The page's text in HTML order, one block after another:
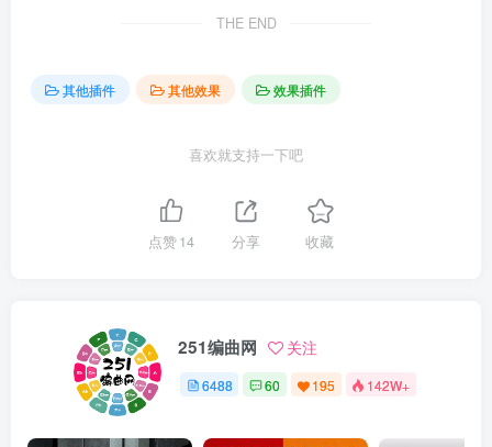
THE END
其他插件 其他效果 效果插件
喜欢就支持一下吧
点赞14 分享 收藏
251编曲网 关注
6488 60 195 142W+